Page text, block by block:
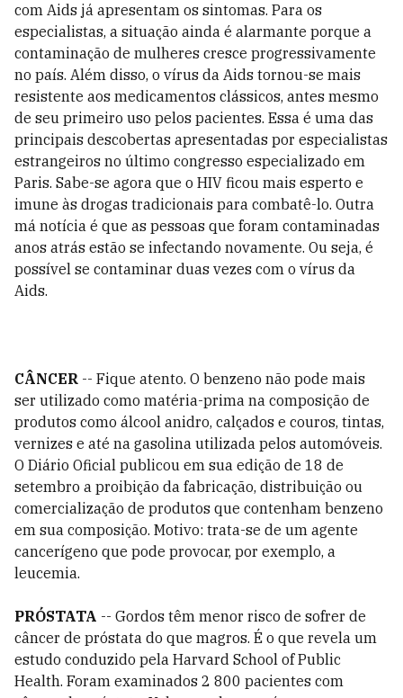
com Aids já apresentam os sintomas. Para os
especialistas, a situação ainda é alarmante porque a
contaminação de mulheres cresce progressivamente
no país. Além disso, o vírus da Aids tornou-se mais
resistente aos medicamentos clássicos, antes mesmo
de seu primeiro uso pelos pacientes. Essa é uma das
principais descobertas apresentadas por especialistas
estrangeiros no último congresso especializado em
Paris. Sabe-se agora que o HIV ficou mais esperto e
imune às drogas tradicionais para combatê-lo. Outra
má notícia é que as pessoas que foram contaminadas
anos atrás estão se infectando novamente. Ou seja, é
possível se contaminar duas vezes com o vírus da
Aids.
CÂNCER -- Fique atento. O benzeno não pode mais
ser utilizado como matéria-prima na composição de
produtos como álcool anidro, calçados e couros, tintas,
vernizes e até na gasolina utilizada pelos automóveis.
O Diário Oficial publicou em sua edição de 18 de
setembro a proibição da fabricação, distribuição ou
comercialização de produtos que contenham benzeno
em sua composição. Motivo: trata-se de um agente
cancerígeno que pode provocar, por exemplo, a
leucemia.
PRÓSTATA -- Gordos têm menor risco de sofrer de
câncer de próstata do que magros. É o que revela um
estudo conduzido pela Harvard School of Public
Health. Foram examinados 2 800 pacientes com